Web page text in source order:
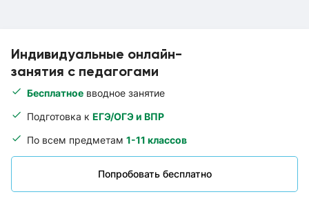
Индивидуальные онлайн-
занятия с педагогами
Бесплатное вводное занятие
Подготовка к ЕГЭ/ОГЭ и ВПР
По всем предметам 1-11 классов
Попробовать бесплатно